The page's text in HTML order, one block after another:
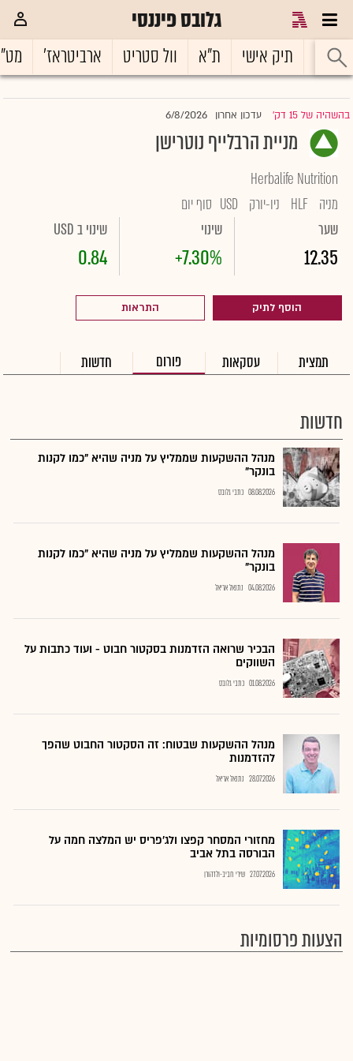
גלובס פיננסי
ראשי תיק אישי ת"א וול סטריט ארביטראז'
בהשהיה של 15 דק' |עדכון אחרון 6/8/2026
מניית הרבלייף נוטרישן
Herbalife Nutrition
מניה HLF ניו-יורק USD סוף יום
שער
12.35
שינוי
+7.30%
שינוי ב USD
0.84
הוסף לתיק התראות
תמצית עסקאות פורום חדשות
חדשות
מנהל ההשקעות שממליץ על מניה שהיא "כמו לקנות
בונקר"
08.08.2026 כתבי גלובס
מנהל ההשקעות שממליץ על מניה שהיא "כמו לקנות
בונקר"
04.08.2026 נתנאל אריאל
הבכיר שרואה הזדמנות בסקטור חבוט - ועוד כתבות על
השווקים
01.08.2026 כתבי גלובס
מנהל ההשקעות שבטוח: זה הסקטור החבוט שהפך
להזדמנות
28.07.2026 נתנאל אריאל
מחזורי המסחר קפצו ולג'פריס יש המלצה חמה על
הבורסה בתל אביב
27.07.2026 שירי חביב-ולדהורן
הצעות פרסומיות